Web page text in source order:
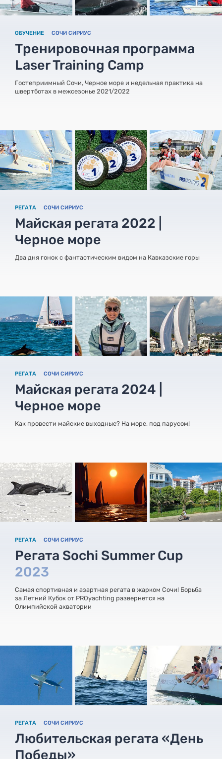
ОБУЧЕНИЕ СОЧИ СИРИУС
Тренировочная программа
Laser Training Camp
Гостеприимный Сочи, Черное море и недельная практика на
швертботах в межсезонье 2021/2022
РЕГАТА СОЧИ СИРИУС
Майская регата 2022 |
Черное море
Два дня гонок с фантастическим видом на Кавказские горы
РЕГАТА СОЧИ СИРИУС
Майская регата 2024 |
Черное море
Как провести майские выходные? На море, под парусом!
РЕГАТА СОЧИ СИРИУС
Регата Sochi Summer Cup
2023
Самая спортивная и азартная регата в жарком Сочи! Борьба
за Летний Кубок от PROyachting развернется на
Олимпийской акватории
РЕГАТА СОЧИ СИРИУС
Любительская регата «День
Победы»